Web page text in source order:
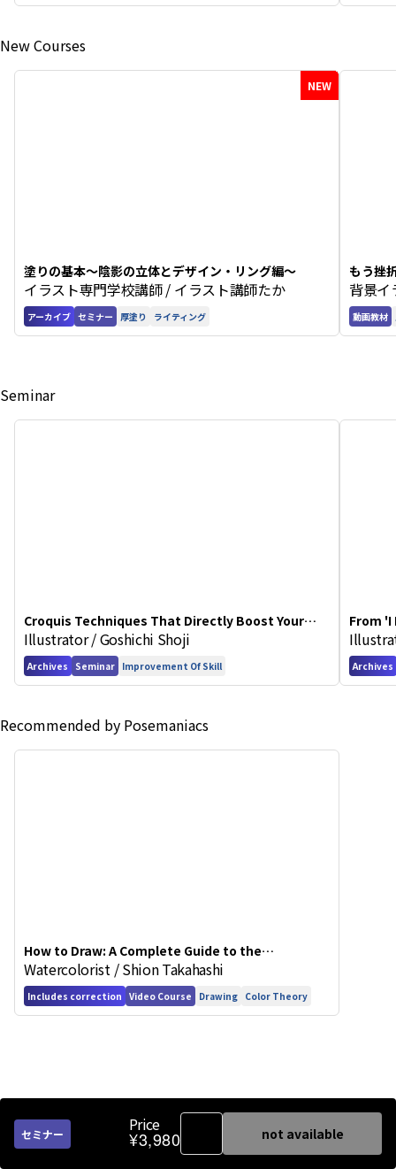
New Courses
塗りの基本〜陰影の立体とデザイン・リング編〜
イラスト専門学校講師 / イラスト講師たか
アーカイブ セミナー 厚塗り ライティング
NEW
もう挫
背景イ
動画教材
Seminar
Croquis Techniques That Directly Boost Your
Illustration Skills
Illustrator / Goshichi Shoji
Archives Seminar Improvement Of Skill
From 'I
in Art
Archives
Recommended by Posemaniacs
How to Draw: A Complete Guide to the
Fundamentals of Improving Your Art
Watercolorist / Shion Takahashi
Includes correction Video Course Drawing Color Theory
セミナー Price
¥3,980 not available